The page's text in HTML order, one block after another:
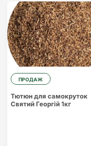
ПРОДАЖ
Тютюн для самокруток
Святий Георгій 1кг